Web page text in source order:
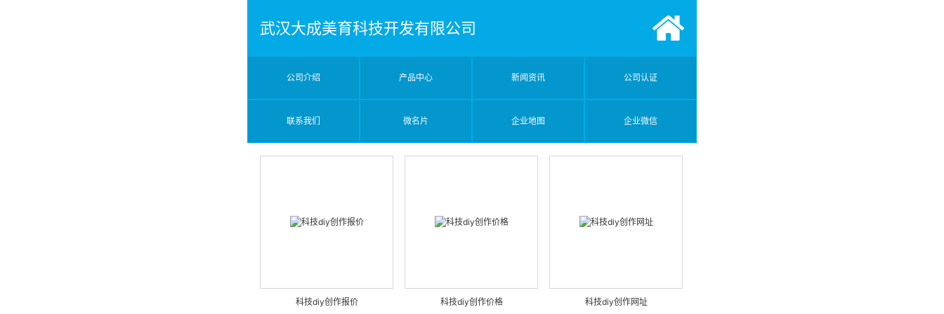
武汉大成美育科技开发有限公司
公司介绍 产品中心 新闻资讯 公司认证
联系我们 微名片 企业地图 企业微信
科技diy创作报价 科技diy创作价格 科技diy创作网址